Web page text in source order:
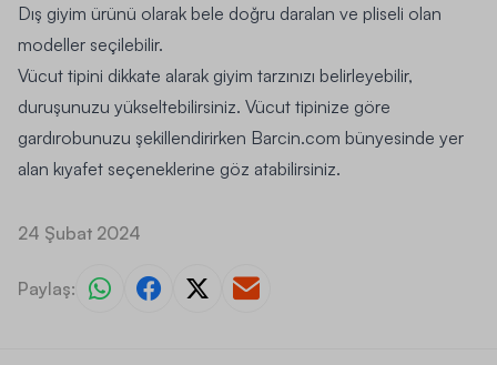
Dış giyim ürünü olarak bele doğru daralan ve pliseli olan
modeller seçilebilir.
Vücut tipini dikkate alarak giyim tarzınızı belirleyebilir,
duruşunuzu yükseltebilirsiniz. Vücut tipinize göre
gardırobunuzu şekillendirirken Barcin.com bünyesinde yer
alan kıyafet seçeneklerine göz atabilirsiniz.
24 Şubat 2024
Paylaş: